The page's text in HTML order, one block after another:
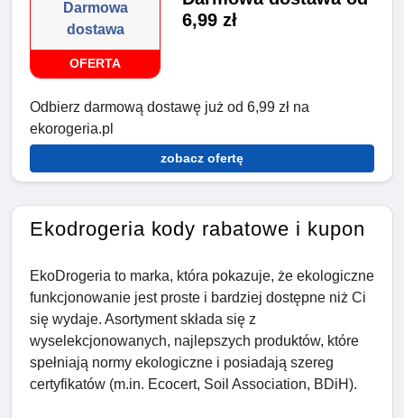
Darmowa
dostawa
OFERTA
6,99 zł
Odbierz darmową dostawę już od 6,99 zł na
ekorogeria.pl
zobacz ofertę
Ekodrogeria kody rabatowe i kupon
EkoDrogeria to marka, która pokazuje, że ekologiczne
funkcjonowanie jest proste i bardziej dostępne niż Ci
się wydaje. Asortyment składa się z
wyselekcjonowanych, najlepszych produktów, które
spełniają normy ekologiczne i posiadają szereg
certyfikatów (m.in. Ecocert, Soil Association, BDiH).